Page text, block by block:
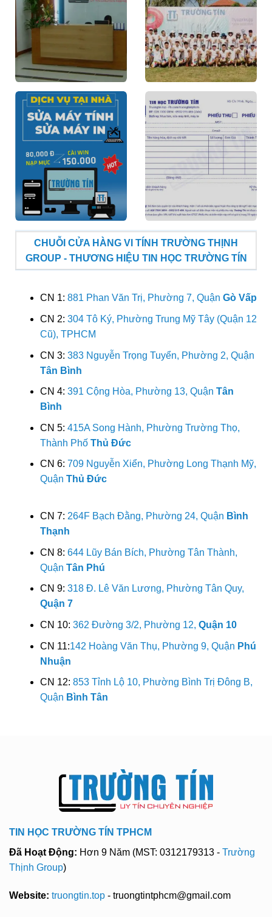
CHUỖI CỬA HÀNG VI TÍNH TRƯỜNG THỊNH
GROUP - THƯƠNG HIỆU TIN HỌC TRƯỜNG TÍN
CN 1: 881 Phan Văn Trị, Phường 7, Quận Gò Vấp
CN 2: 304 Tô Ký, Phường Trung Mỹ Tây (Quận 12
Cũ), TPHCM
CN 3: 383 Nguyễn Trọng Tuyển, Phường 2, Quận
Tân Bình
CN 4: 391 Cộng Hòa, Phường 13, Quận Tân
Bình
CN 5: 415A Song Hành, Phường Trường Thọ,
Thành Phố Thủ Đức
CN 6: 709 Nguyễn Xiển, Phường Long Thạnh Mỹ,
Quận Thủ Đức
CN 7: 264F Bạch Đằng, Phường 24, Quận Bình
Thạnh
CN 8: 644 Lũy Bán Bích, Phường Tân Thành,
Quận Tân Phú
CN 9: 318 Đ. Lê Văn Lương, Phường Tân Quy,
Quận 7
CN 10: 362 Đường 3/2, Phường 12, Quận 10
CN 11:142 Hoàng Văn Thụ, Phường 9, Quận Phú
Nhuận
CN 12: 853 Tỉnh Lộ 10, Phường Bình Trị Đông B,
Quận Bình Tân
TIN HỌC TRƯỜNG TÍN TPHCM
Đã Hoạt Động: Hơn 9 Năm (MST: 0312179313 - Trường
Thịnh Group)
Website: truongtin.top - truongtintphcm@gmail.com